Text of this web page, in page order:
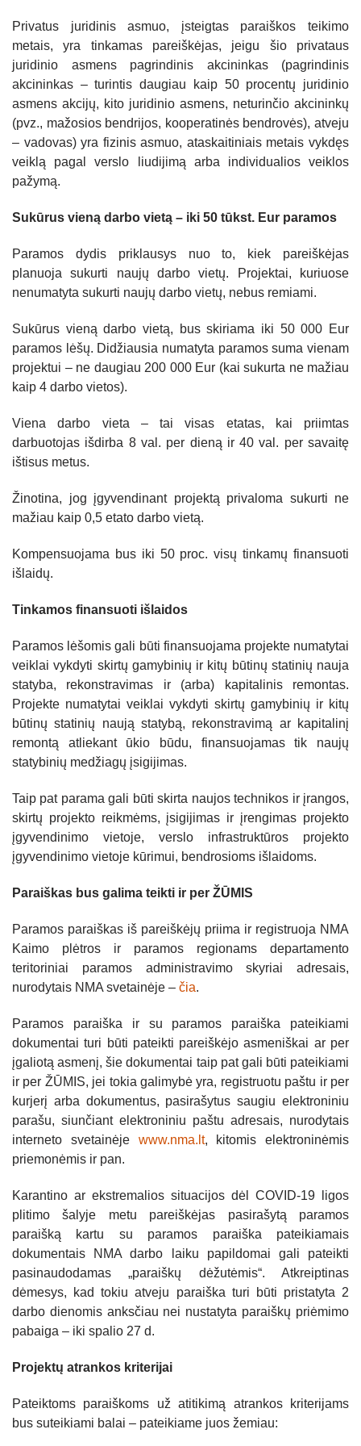
VIRTIENIŲ RAITYMO EDUKACIJA
KREPŠINIO LEGENDOS ATGYJA JONIŠKYJE
KLECKŲ PUOTA
LAUMĖS TAKAIS Į SAVO VIDINĮ PASAULĮ
Privatus juridinis asmuo, įsteigtas paraiškos teikimo
metais, yra tinkamas pareiškėjas, jeigu šio privataus
juridinio asmens pagrindinis akcininkas (pagrindinis
akcininkas – turintis daugiau kaip 50 procentų juridinio
asmens akcijų, kito juridinio asmens, neturinčio akcininkų
(pvz., mažosios bendrijos, kooperatinės bendrovės), atveju
– vadovas) yra fizinis asmuo, ataskaitiniais metais vykdęs
veiklą pagal verslo liudijimą arba individualios veiklos
pažymą.
Sukūrus vieną darbo vietą – iki 50 tūkst. Eur paramos
Paramos dydis priklausys nuo to, kiek pareiškėjas
planuoja sukurti naujų darbo vietų. Projektai, kuriuose
nenumatyta sukurti naujų darbo vietų, nebus remiami.
Sukūrus vieną darbo vietą, bus skiriama iki 50 000 Eur
paramos lėšų. Didžiausia numatyta paramos suma vienam
projektui – ne daugiau 200 000 Eur (kai sukurta ne mažiau
kaip 4 darbo vietos).
Viena darbo vieta – tai visas etatas, kai priimtas
darbuotojas išdirba 8 val. per dieną ir 40 val. per savaitę
ištisus metus.
Žinotina, jog įgyvendinant projektą privaloma sukurti ne
mažiau kaip 0,5 etato darbo vietą.
Kompensuojama bus iki 50 proc. visų tinkamų finansuoti
išlaidų.
Tinkamos finansuoti išlaidos
Paramos lėšomis gali būti finansuojama projekte numatytai
veiklai vykdyti skirtų gamybinių ir kitų būtinų statinių nauja
statyba, rekonstravimas ir (arba) kapitalinis remontas.
Projekte numatytai veiklai vykdyti skirtų gamybinių ir kitų
būtinų statinių naują statybą, rekonstravimą ar kapitalinį
remontą atliekant ūkio būdu, finansuojamas tik naujų
statybinių medžiagų įsigijimas.
Taip pat parama gali būti skirta naujos technikos ir įrangos,
skirtų projekto reikmėms, įsigijimas ir įrengimas projekto
įgyvendinimo vietoje, verslo infrastruktūros projekto
įgyvendinimo vietoje kūrimui, bendrosioms išlaidoms.
Paraiškas bus galima teikti ir per ŽŪMIS
Paramos paraiškas iš pareiškėjų priima ir registruoja NMA
Kaimo plėtros ir paramos regionams departamento
teritoriniai paramos administravimo skyriai adresais,
nurodytais NMA svetainėje – čia.
Paramos paraiška ir su paramos paraiška pateikiami
dokumentai turi būti pateikti pareiškėjo asmeniškai ar per
įgaliotą asmenį, šie dokumentai taip pat gali būti pateikiami
ir per ŽŪMIS, jei tokia galimybė yra, registruotu paštu ir per
kurjerį arba dokumentus, pasirašytus saugiu elektroniniu
parašu, siunčiant elektroniniu paštu adresais, nurodytais
interneto svetainėje www.nma.lt, kitomis elektroninėmis
priemonėmis ir pan.
Karantino ar ekstremalios situacijos dėl COVID-19 ligos
plitimo šalyje metu pareiškėjas pasirašytą paramos
paraišką kartu su paramos paraiška pateikiamais
dokumentais NMA darbo laiku papildomai gali pateikti
pasinaudodamas „paraiškų dėžutėmis“. Atkreiptinas
dėmesys, kad tokiu atveju paraiška turi būti pristatyta 2
darbo dienomis anksčiau nei nustatyta paraiškų priėmimo
pabaiga – iki spalio 27 d.
Projektų atrankos kriterijai
Pateiktoms paraiškoms už atitikimą atrankos kriterijams
bus suteikiami balai – pateikiame juos žemiau: